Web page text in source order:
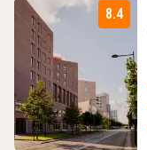
8.4